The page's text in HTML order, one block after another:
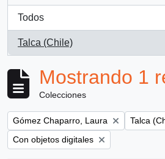
Todos
Talca (Chile)
, 1 resultados
Mostrando 1
Colecciones
Remove filter:
Gómez Chaparro, Laura Remove
Talca
Remove filter:
Con objetos digitales